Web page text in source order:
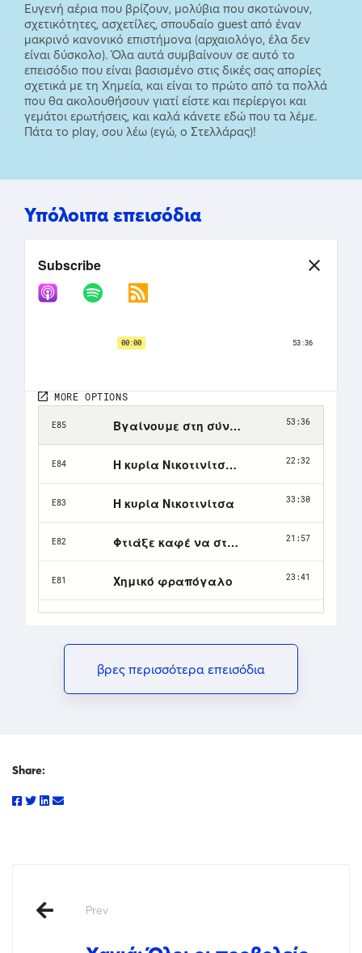
Ευγενή αέρια που βρίζουν, μολύβια που σκοτώνουν,
σχετικότητες, ασχετίλες, σπουδαίο guest από έναν
μακρινό κανονικό επιστήμονα (αρχαιολόγο, έλα δεν
είναι δύσκολο). Όλα αυτά συμβαίνουν σε αυτό το
επεισόδιο που είναι βασισμένο στις δικές σας απορίες
σχετικά με τη Χημεία, και είναι το πρώτο από τα πολλά
που θα ακολουθήσουν γιατί είστε και περίεργοι και
γεμάτοι ερωτήσεις, και καλά κάνετε εδώ που τα λέμε.
Πάτα το play, σου λέω (εγώ, ο Στελλάρας)!
Υπόλοιπα επεισόδια
βρες περισσότερα επεισόδια
Share:
Prev